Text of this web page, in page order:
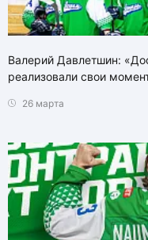
Валерий Давлетшин:
реализовали свои
26 марта